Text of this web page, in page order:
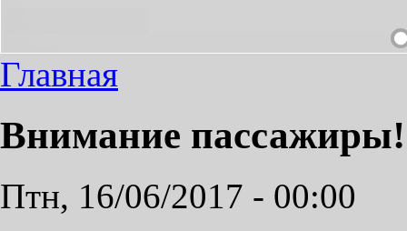
Главная
Внимание
Птн, 16/06/2017 - 00:00